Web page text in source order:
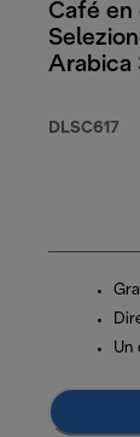
Café en
Arabica
DLSC617
Un